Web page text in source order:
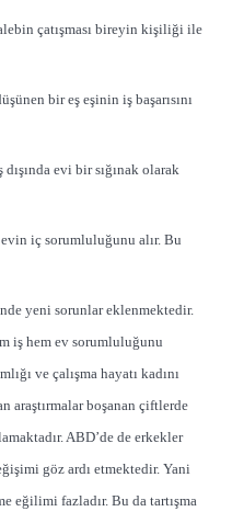
çatışması bireyin kişiliği ile
bir eş eşinin iş başarısını
evi bir sığınak olarak
iç sorumluluğunu alır. Bu
yeni sorunlar eklenmektedir.
iş hem ev sorumluluğunu
ve çalışma hayatı kadını
araştırmalar boşanan çiftlerde
ABD’de de erkekler
göz ardı etmektedir. Yani
eğilimi fazladır. Bu da tartışma